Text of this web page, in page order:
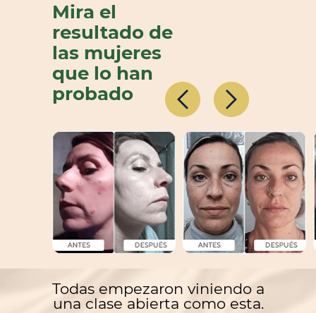
Mira el
resultado de
las mujeres
que lo han
probado
Todas empezaron viniendo a
una clase abierta como esta.